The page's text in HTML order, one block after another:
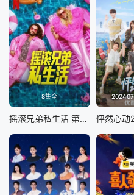
8集全
摇滚兄弟私生活 第二季